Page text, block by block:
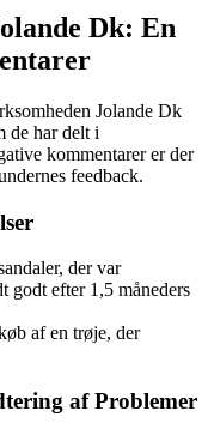
Dk: En
Jolande Dk
de har delt i
kommentarer er der
feedback.
der var
godt efter 1,5 måneders
af en trøje, der
af Problemer